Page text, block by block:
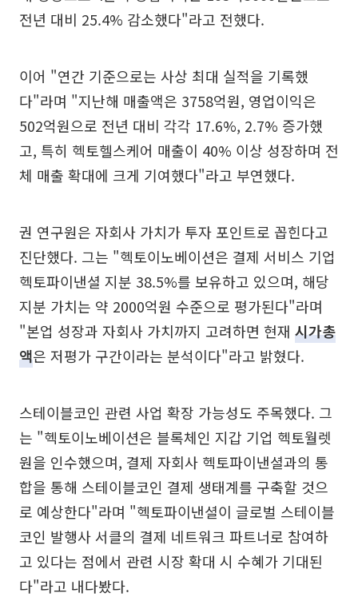
전년 대비 25.4% 감소했다"라고 전했다.
이어 "연간 기준으로는 사상 최대 실적을 기록했
다"라며 "지난해 매출액은 3758억원, 영업이익은
502억원으로 전년 대비 각각 17.6%, 2.7% 증가했
고, 특히 헥토헬스케어 매출이 40% 이상 성장하며 전
체 매출 확대에 크게 기여했다"라고 부연했다.
권 연구원은 자회사 가치가 투자 포인트로 꼽힌다고
진단했다. 그는 "헥토이노베이션은 결제 서비스 기업
헥토파이낸셜 지분 38.5%를 보유하고 있으며, 해당
지분 가치는 약 2000억원 수준으로 평가된다"라며
"본업 성장과 자회사 가치까지 고려하면 현재 시가총
액은 저평가 구간이라는 분석이다"라고 밝혔다.
스테이블코인 관련 사업 확장 가능성도 주목했다. 그
는 "헥토이노베이션은 블록체인 지갑 기업 헥토월렛
원을 인수했으며, 결제 자회사 헥토파이낸셜과의 통
합을 통해 스테이블코인 결제 생태계를 구축할 것으
로 예상한다"라며 "헥토파이낸셜이 글로벌 스테이블
코인 발행사 서클의 결제 네트워크 파트너로 참여하
고 있다는 점에서 관련 시장 확대 시 수혜가 기대된
다"라고 내다봤다.